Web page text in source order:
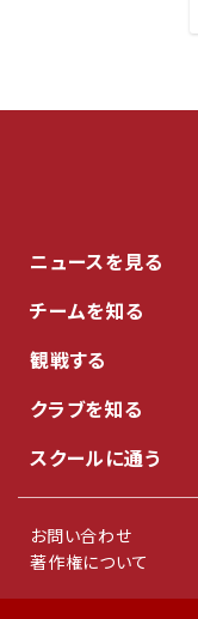
ニュースを見る
チームを知る
観戦する
クラブを知る
スクールに通う
お問い合わせ
著作権について